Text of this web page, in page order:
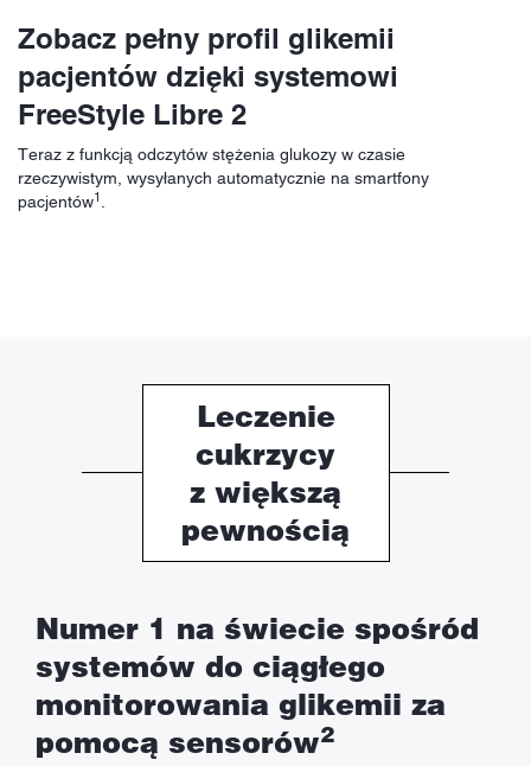
Zobacz pełny profil glikemii
pacjentów dzięki systemowi
FreeStyle Libre 2
Teraz z funkcją odczytów stężenia glukozy w czasie
rzeczywistym, wysyłanych automatycznie na smartfony
pacjentów1
Leczenie
cukrzycy
z większą
pewnością
Numer 1 na świecie spośród
systemów do ciągłego
monitorowania glikemii za
pomocą sensorów2